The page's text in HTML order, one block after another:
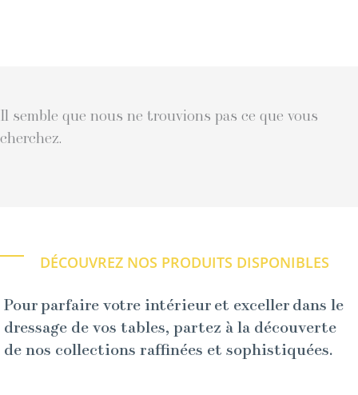
Il semble que nous ne trouvions pas ce que vous
cherchez.
DÉCOUVREZ NOS PRODUITS DISPONIBLES
Pour parfaire votre intérieur et exceller dans le
dressage de vos tables, partez à la découverte
de nos collections raffinées et sophistiquées.